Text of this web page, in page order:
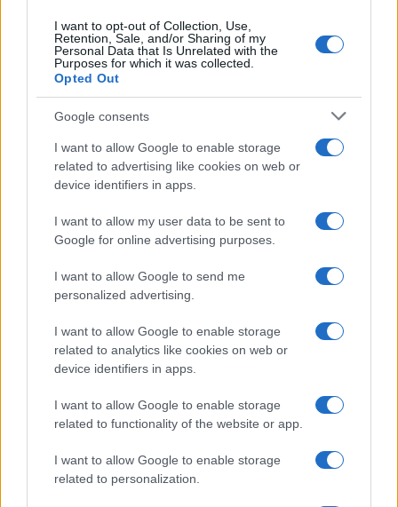
I want to opt-out of Collection, Use,
Retention, Sale, and/or Sharing of my
Personal Data that Is Unrelated with the
Purposes for which it was collected.
Opted Out
Google consents
I want to allow Google to enable storage
related to advertising like cookies on web or
device identifiers in apps.
I want to allow my user data to be sent to
Google for online advertising purposes.
I want to allow Google to send me
personalized advertising.
I want to allow Google to enable storage
related to analytics like cookies on web or
device identifiers in apps.
I want to allow Google to enable storage
related to functionality of the website or app.
I want to allow Google to enable storage
related to personalization.
Bocciature scolastiche: i casi giudiziari che hanno
fatto discutere
Disastri climatici 2026: incendi, alluvioni e caldo
Marco Tessari · 1 Ago 2026